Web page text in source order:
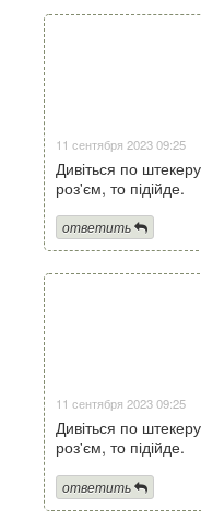
11 сентября 2023 09:25
Дивіться по
роз'єм, то підійде.
ответить
11 сентября 2023 09:25
Дивіться по
роз'єм, то підійде.
ответить